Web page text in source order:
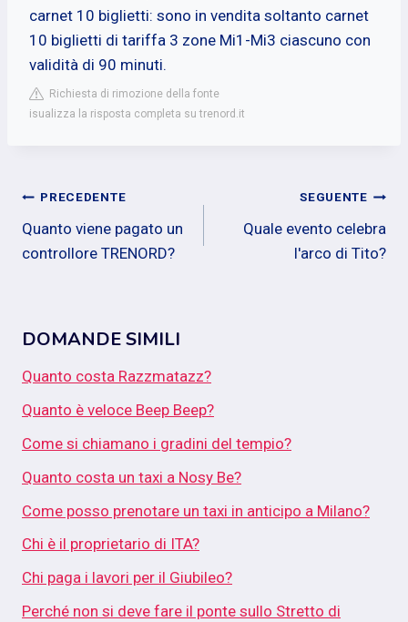
carnet 10 biglietti: sono in vendita soltanto carnet
10 biglietti di tariffa 3 zone Mi1-Mi3 ciascuno con
validità di 90 minuti.
Richiesta di rimozione della fonte
isualizza la risposta completa su trenord.it
Navigazione
articoli
PRECEDENTE
Quanto viene pagato un
controllore TRENORD?
SEGUENTE
Quale evento celebra
l'arco di Tito?
DOMANDE SIMILI
Quanto costa Razzmatazz?
Quanto è veloce Beep Beep?
Come si chiamano i gradini del tempio?
Quanto costa un taxi a Nosy Be?
Come posso prenotare un taxi in anticipo a Milano?
Chi è il proprietario di ITA?
Chi paga i lavori per il Giubileo?
Perché non si deve fare il ponte sullo Stretto di